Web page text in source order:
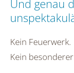
Und genau
Kein Feuerwerk.
Kein